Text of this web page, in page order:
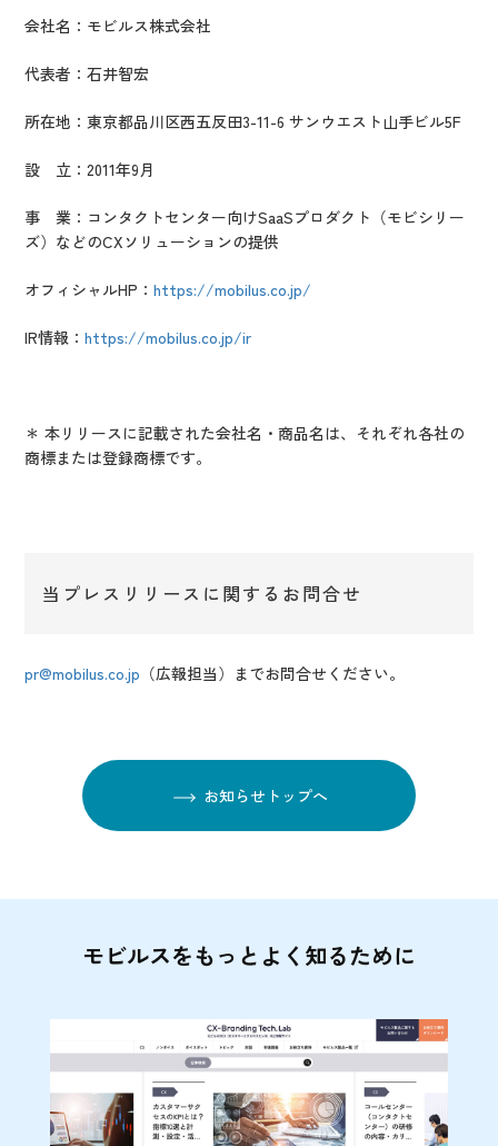
会社名：モビルス株式会社
代表者：石井智宏
所在地：東京都品川区西五反田3-11-6 サンウエスト山手ビル5F
設 立：2011年9月
事 業：コンタクトセンター向けSaaSプロダクト（モビシリー
ズ）などのCXソリューションの提供
オフィシャルHP：https://mobilus.co.jp/
IR情報：https://mobilus.co.jp/ir
＊ 本リリースに記載された会社名・商品名は、それぞれ各社の
商標または登録商標です。
当プレスリリースに関するお問合せ
pr@mobilus.co.jp （広報担当）までお問合せください。
お知らせトップへ
モビルスをもっとよく知るために